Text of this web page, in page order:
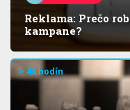
Reklama: Prečo
kampane?
> 48 hodín